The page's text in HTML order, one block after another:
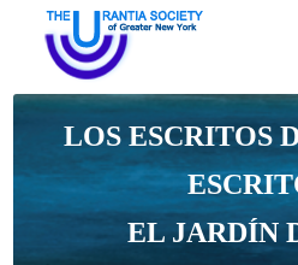
LOS ESCRITOS
EL JARDÍN